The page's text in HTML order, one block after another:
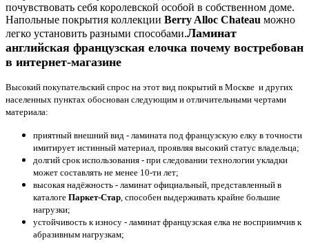
почувствовать себя королевской особой в собственном доме.
Напольные покрытия коллекции Berry Alloc Chateau можно
легко установить разными способами.Ламинат
английская французская елочка почему востребован
в интернет-магазине
Высокий покупательский спрос на этот вид покрытий в Москве и других
населенных пунктах обоснован следующим и отличительными чертами
материала:
приятный внешний вид - ламината под французскую елку в точности
имитирует истинный материал, проявляя высокий статус владельца;
долгий срок использования - при следовании технологии укладки
может составлять не менее 10-ти лет;
высокая надёжность - ламинат официальный, представленный в
каталоге Паркет-Стар , способен выдерживать крайне большие
нагрузки;
устойчивость к износу - ламинат французская елка не восприимчив к
абразивным нагрузкам;